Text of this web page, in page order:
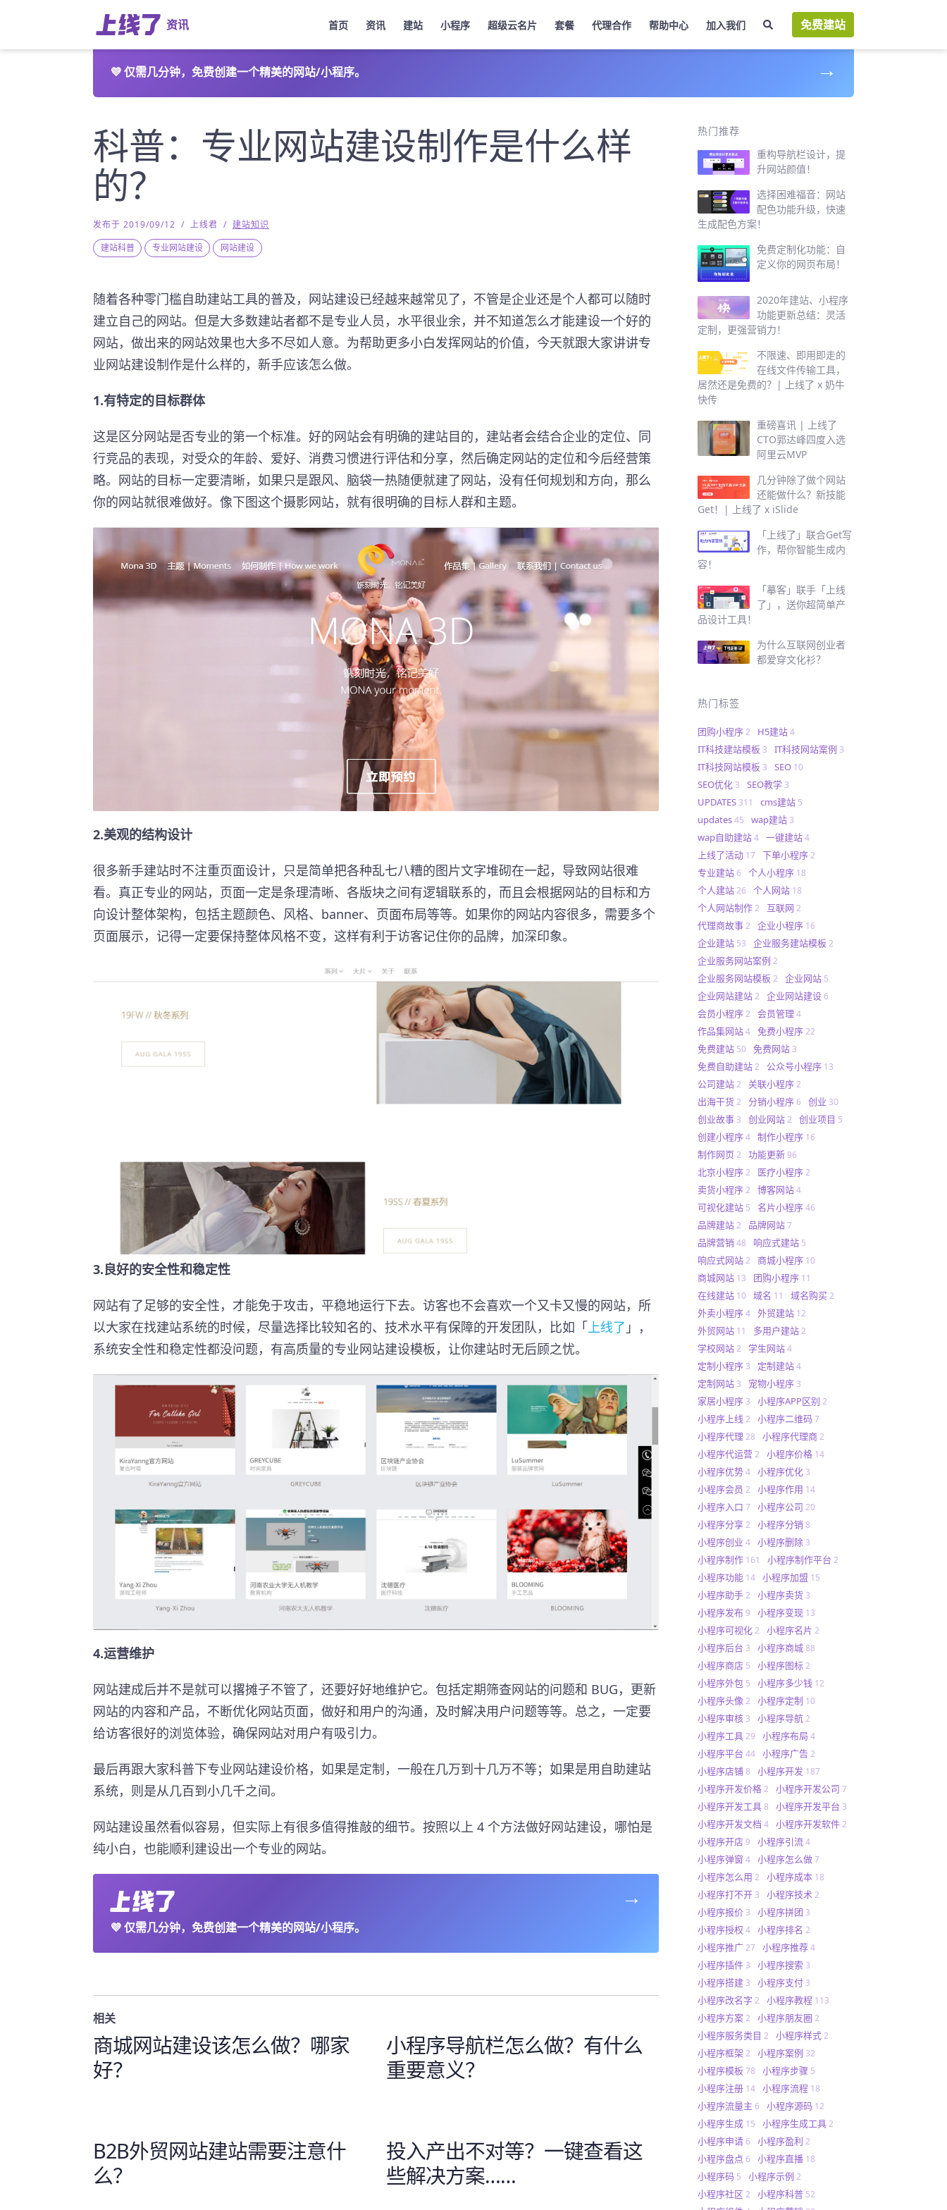
资讯 首页 资讯 建站 小程序 超级云名片 套餐 代理合作 帮助中心 加入我们 免费建站
💜仅需几分钟，免费创建一个精美的网站/小程序。 →
科普：专业网站建设制作是什么样
的？
发布于 2019/09/12 / 上线君 / 建站知识
建站科普
专业网站建设 网站建设
随着各种零门槛自助建站工具的普及，网站建设已经越来越常见了，不管是企业还是个人都可以随时
建立自己的网站。但是大多数建站者都不是专业人员，水平很业余，并不知道怎么才能建设一个好的
网站，做出来的网站效果也大多不尽如人意。为帮助更多小白发挥网站的价值，今天就跟大家讲讲专
业网站建设制作是什么样的，新手应该怎么做。
1.有特定的目标群体
这是区分网站是否专业的第一个标准。好的网站会有明确的建站目的，建站者会结合企业的定位、同
行竞品的表现，对受众的年龄、爱好、消费习惯进行评估和分享，然后确定网站的定位和今后经营策
略。网站的目标一定要清晰，如果只是跟风、脑袋一热随便就建了网站，没有任何规划和方向，那么
你的网站就很难做好。像下图这个摄影网站，就有很明确的目标人群和主题。
2.美观的结构设计
很多新手建站时不注重页面设计，只是简单把各种乱七八糟的图片文字堆砌在一起，导致网站很难
看。真正专业的网站，页面一定是条理清晰、各版块之间有逻辑联系的，而且会根据网站的目标和方
向设计整体架构，包括主题颜色、风格、banner、页面布局等等。如果你的网站内容很多，需要多个
页面展示，记得一定要保持整体风格不变，这样有利于访客记住你的品牌，加深印象。
3.良好的安全性和稳定性
网站有了足够的安全性，才能免于攻击，平稳地运行下去。访客也不会喜欢一个又卡又慢的网站，所
以大家在找建站系统的时候，尽量选择比较知名的、技术水平有保障的开发团队，比如「 上线了 」，
系统安全性和稳定性都没问题，有高质量的专业网站建设模板，让你建站时无后顾之忧。
4.运营维护
网站建成后并不是就可以撂摊子不管了，还要好好地维护它。包括定期筛查网站的问题和 BUG，更新
网站的内容和产品，不断优化网站页面，做好和用户的沟通，及时解决用户问题等等。总之，一定要
给访客很好的浏览体验，确保网站对用户有吸引力。
最后再跟大家科普下专业网站建设价格，如果是定制，一般在几万到十几万不等；如果是用自助建站
系统，则是从几百到小几千之间。
网站建设虽然看似容易，但实际上有很多值得推敲的细节。按照以上 4 个方法做好网站建设，哪怕是
纯小白，也能顺利建设出一个专业的网站。
💜仅需几分钟，免费创建一个精美的网站/小程序。
→
相关
商城网站建设该怎么做？哪家
好？
小程序导航栏怎么做？有什么
重要意义？
B2B外贸网站建站需要注意什
么？
投入产出不对等？一键查看这
些解决方案……
热门推荐
重构导航栏设计，提
升网站颜值！
选择困难福音：网站
配色功能升级，快速
生成配色方案！
免费定制化功能：自
定义你的网页布局！
2020年建站、小程序
功能更新总结：灵活
定制，更强营销力！
不限速、即用即走的
在线文件传输工具，
居然还是免费的？| 上线了 x 奶牛
快传
重磅喜讯 | 上线了
CTO郭达峰四度入选
阿里云MVP
几分钟除了做个网站
还能做什么？新技能
Get！| 上线了 x iSlide
「上线了」联合Get写
作，帮你智能生成内
容！
「摹客」联手「上线
了」，送你超简单产
品设计工具！
为什么互联网创业者
都爱穿文化衫？
热门标签
团购小程序 2 H5建站 4
IT科技建站模板 3 IT科技网站案例 3
IT科技网站模板 3 SEO 10
SEO优化 3 SEO教学 3
UPDATES 311 cms建站 5
updates 45 wap建站 3
wap自助建站 4 一键建站 4
上线了活动 17 下单小程序 2
专业建站 6 个人小程序 18
个人建站 26 个人网站 18
个人网站制作 2 互联网 2
代理商故事 2 企业小程序 16
企业建站 53 企业服务建站模板 2
企业服务网站案例 2
企业服务网站模板 2 企业网站 5
企业网站建站 2 企业网站建设 6
会员小程序 2 会员管理 4
作品集网站 4 免费小程序 22
免费建站 50 免费网站 3
免费自助建站 2 公众号小程序 13
公司建站 2 关联小程序 2
出海干货 2 分销小程序 6 创业 30
创业故事 3 创业网站 2 创业项目 5
创建小程序 4 制作小程序 16
制作网页 2 功能更新 96
北京小程序 2 医疗小程序 2
卖货小程序 2 博客网站 4
可视化建站 5 名片小程序 46
品牌建站 2 品牌网站 7
品牌营销 48 响应式建站 5
响应式网站 2 商城小程序 10
商城网站 13 团购小程序 11
在线建站 10 域名 11 域名购买 2
外卖小程序 4 外贸建站 12
外贸网站 11 多用户建站 2
学校网站 2 学生网站 4
定制小程序 3 定制建站 4
定制网站 3 宠物小程序 3
家居小程序 3 小程序APP区别 2
小程序上线 2 小程序二维码 7
小程序代理 28 小程序代理商 2
小程序代运营 2 小程序价格 14
小程序优势 4 小程序优化 3
小程序会员 2 小程序作用 14
小程序入口 7 小程序公司 20
小程序分享 2 小程序分销 8
小程序创业 4 小程序删除 3
小程序制作 161 小程序制作平台 2
小程序功能 14 小程序加盟 15
小程序助手 2 小程序卖货 3
小程序发布 9 小程序变现 13
小程序可视化 2 小程序名片 2
小程序后台 3 小程序商城 88
小程序商店 5 小程序图标 2
小程序外包 5 小程序多少钱 12
小程序头像 2 小程序定制 10
小程序审核 3 小程序导航 2
小程序工具 29 小程序布局 4
小程序平台 44 小程序广告 2
小程序店铺 8 小程序开发 187
小程序开发价格 2 小程序开发公司 7
小程序开发工具 8 小程序开发平台 3
小程序开发文档 4 小程序开发软件 2
小程序开店 9 小程序引流 4
小程序弹窗 4 小程序怎么做 7
小程序怎么用 2 小程序成本 18
小程序打不开 3 小程序技术 2
小程序报价 3 小程序拼团 3
小程序授权 4 小程序排名 2
小程序推广 27 小程序推荐 4
小程序插件 3 小程序搜索 3
小程序搭建 3 小程序支付 3
小程序改名字 2 小程序教程 113
小程序方案 2 小程序朋友圈 2
小程序服务类目 2 小程序样式 2
小程序框架 2 小程序案例 32
小程序模板 78 小程序步骤 5
小程序注册 14 小程序流程 18
小程序流量主 6 小程序源码 12
小程序生成 15 小程序生成工具 2
小程序申请 6 小程序盈利 2
小程序盘点 6 小程序直播 18
小程序码 5 小程序示例 2
小程序社区 2 小程序科普 52